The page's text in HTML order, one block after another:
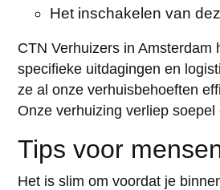
Het inschakelen van
CTN Verhuizers in
specifieke uitdagingen en
ze al onze verhuisbehoeften
Onze verhuizing verliep
Tips voor
Het is slim om voordat je